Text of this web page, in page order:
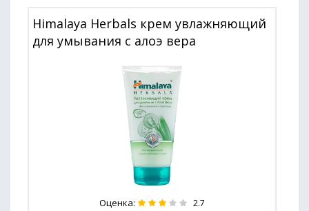
Himalaya Herbals крем увлажняющий
для умывания с алоэ вера
Оценка: 2.7